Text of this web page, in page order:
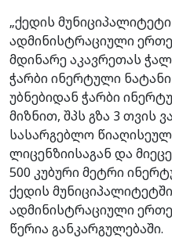
„ქედის
ადმინისტრაციული
მდინარე აკავრეთას
ჭარბი ინერტული
უბნებიდან ჭარბი
მიზნით, შპს გზა 3 თვის
სასარგებლო
ლიცენზიისაგან და
500 კუბური მეტრი
ქედის
ადმინისტრაციული
წერია განკარგულებაში.